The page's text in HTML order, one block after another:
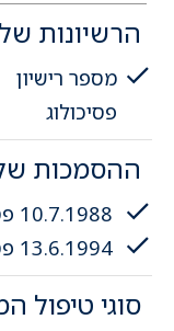
הרשיונות
מספר רישיון
פסיכולוג
ההסמכות
10.7.1988
13.6.1994
סוגי טיפול